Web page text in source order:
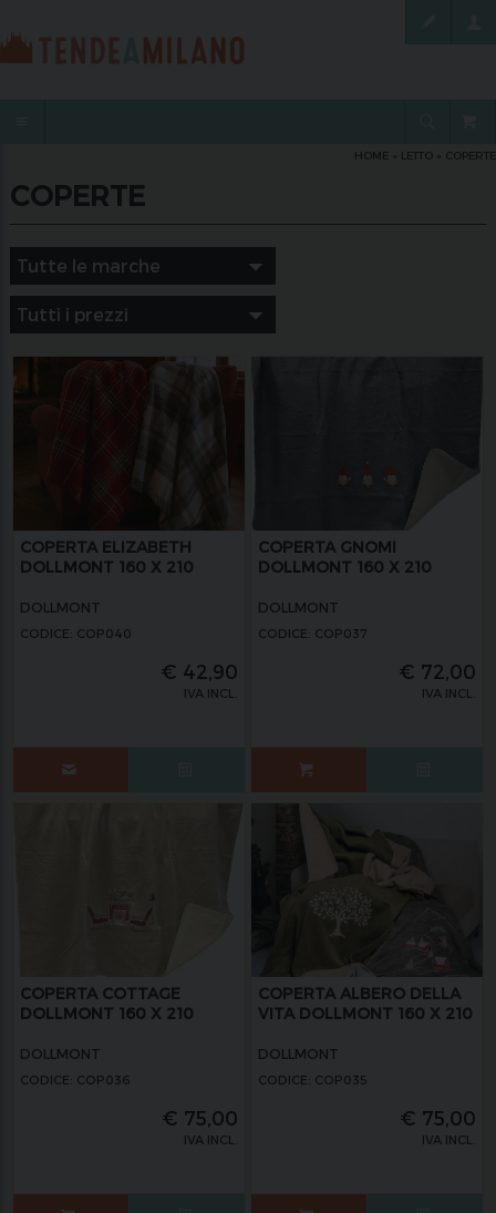
HOME LETTO COPERTE
COPERTE
COPERTA ELIZABETH
DOLLMONT 160 X 210
DOLLMONT
CODICE: COP040
€ 42,90
IVA INCL.
COPERTA GNOMI
DOLLMONT 160 X 210
DOLLMONT
CODICE: COP037
€ 72,00
IVA INCL.
COPERTA COTTAGE
DOLLMONT 160 X 210
DOLLMONT
CODICE: COP036
€ 75,00
IVA INCL.
COPERTA ALBERO DELLA
VITA DOLLMONT 160 X 210
DOLLMONT
CODICE: COP035
€ 75,00
IVA INCL.